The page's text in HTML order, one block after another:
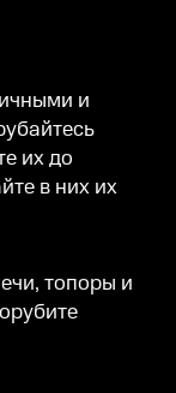
и
их до
в них их
топоры и